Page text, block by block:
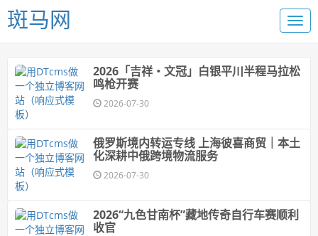
斑马网
2026「吉祥・文冠」白银平川半程马拉松
鸣枪开赛
2026-07-30
俄罗斯境内转运专线 上海彼喜商贸｜本土
化深耕中俄跨境物流服务
2026-07-30
2026“九色甘南杯”藏地传奇自行车赛顺利
收官